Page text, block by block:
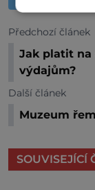
Předchozí článek
Jak platit na
výdajům?
Další článek
Muzeum
SOUVISEJÍCÍ